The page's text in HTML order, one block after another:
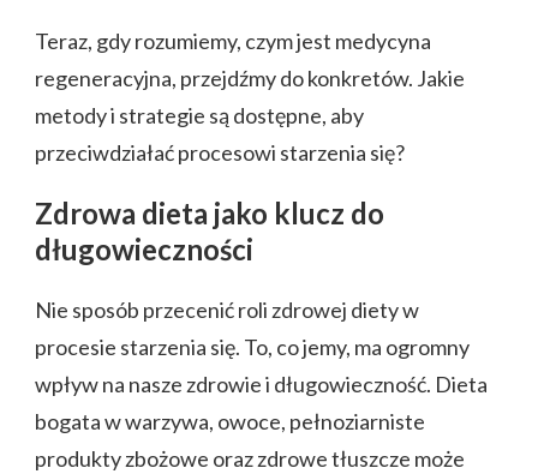
Teraz, gdy rozumiemy, czym jest medycyna
regeneracyjna, przejdźmy do konkretów. Jakie
metody i strategie są dostępne, aby
przeciwdziałać procesowi starzenia się?
Zdrowa dieta jako klucz do
długowieczności
Nie sposób przecenić roli zdrowej diety w
procesie starzenia się. To, co jemy, ma ogromny
wpływ na nasze zdrowie i długowieczność. Dieta
bogata w warzywa, owoce, pełnoziarniste
produkty zbożowe oraz zdrowe tłuszcze może